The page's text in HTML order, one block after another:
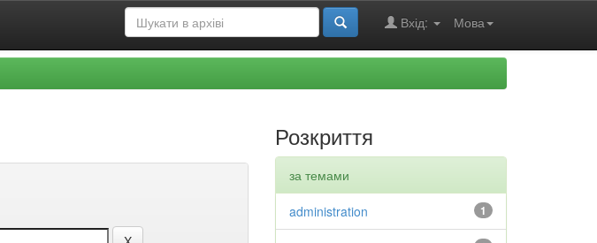
Мова
Вхід:
Розкриття
за темами
1
administration